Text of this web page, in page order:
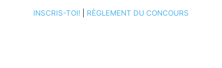
INSCRIS-TOI! RÈGLEMENT DU CONCOURS